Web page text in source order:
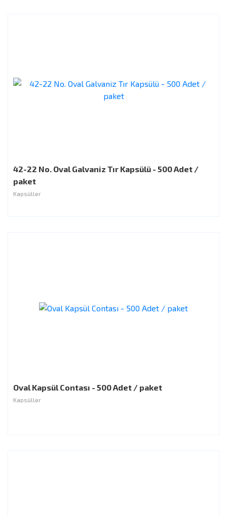
42-22 No. Oval Galvaniz Tır Kapsülü - 500 Adet /
paket
Kapsüller
Oval Kapsül Contası - 500 Adet / paket
Kapsüller